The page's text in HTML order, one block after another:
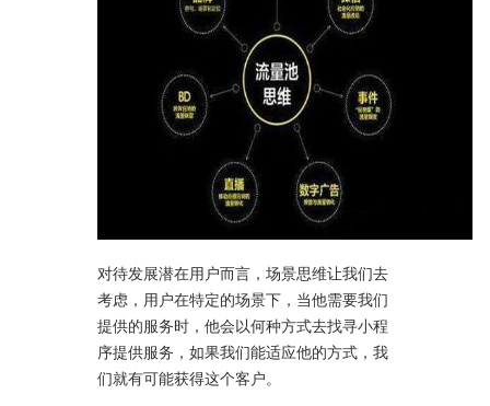
对待发展潜在用户而言，场景思维让我们去
考虑，用户在特定的场景下，当他需要我们
提供的服务时，他会以何种方式去找寻小程
序提供服务，如果我们能适应他的方式，我
们就有可能获得这个客户。